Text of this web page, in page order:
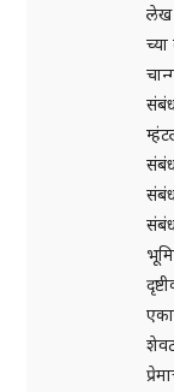
लेख